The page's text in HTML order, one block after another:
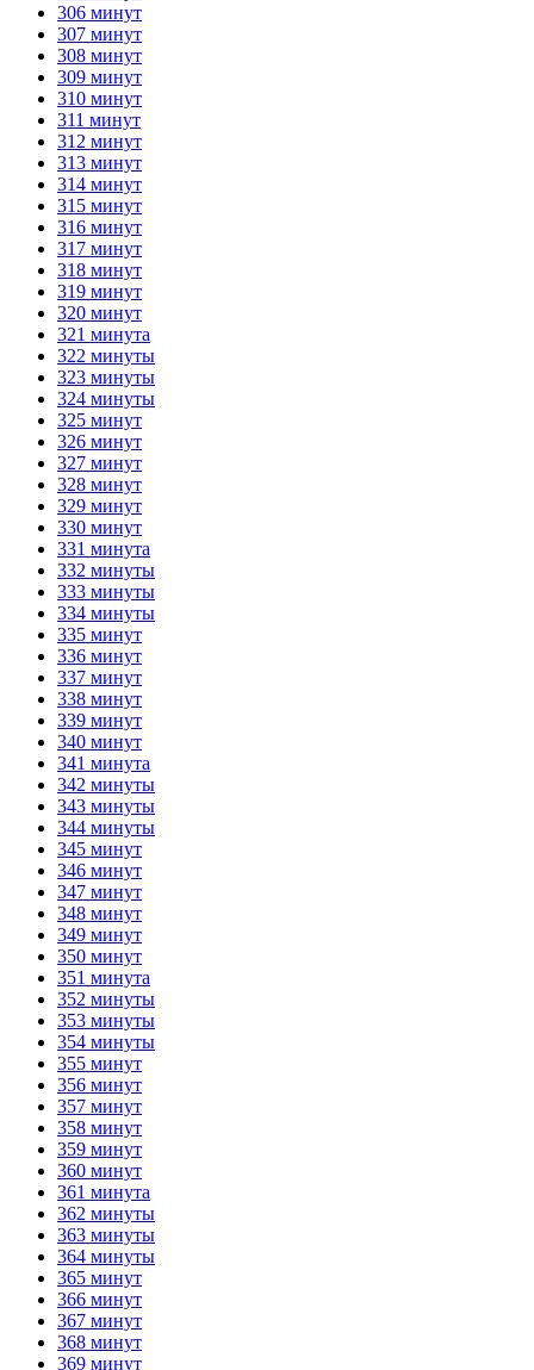
306 минут
307 минут
308 минут
309 минут
310 минут
311 минут
312 минут
313 минут
314 минут
315 минут
316 минут
317 минут
318 минут
319 минут
320 минут
321 минута
322 минуты
323 минуты
324 минуты
325 минут
326 минут
327 минут
328 минут
329 минут
330 минут
331 минута
332 минуты
333 минуты
334 минуты
335 минут
336 минут
337 минут
338 минут
339 минут
340 минут
341 минута
342 минуты
343 минуты
344 минуты
345 минут
346 минут
347 минут
348 минут
349 минут
350 минут
351 минута
352 минуты
353 минуты
354 минуты
355 минут
356 минут
357 минут
358 минут
359 минут
360 минут
361 минута
362 минуты
363 минуты
364 минуты
365 минут
366 минут
367 минут
368 минут
369 минут